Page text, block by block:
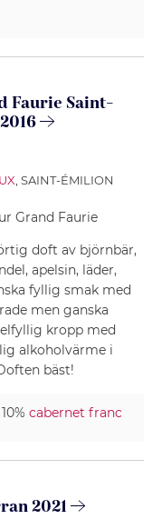
Faurie Saint-
, SAINT-ÉMILION
Grand Faurie
doft av björnbär,
apelsin, läder,
fyllig smak med
men ganska
kropp med
alkoholvärme i
bäst!
cabernet franc
2021